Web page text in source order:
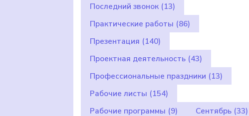
Последний звонок (13)
Практические работы (86)
Презентация (140)
Проектная деятельность (43)
Профессиональные праздники (13)
Рабочие листы (154)
Рабочие программы (9) Сентябрь (33)